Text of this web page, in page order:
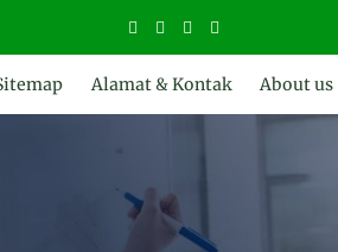
ADY WATER | JERNIHKAN HIDUP
Alamat & Kontak About us